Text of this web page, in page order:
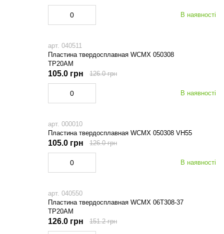
В наявності
арт. 040511
Пластина твердосплавная WCMX 050308
TP20AM
В наявності
105.0 грн 126.0 грн
арт. 000010
Пластина твердосплавная WCMX 050308 VH55
В наявності
105.0 грн 126.0 грн
арт. 040550
Пластина твердосплавная WCMX 06T308-37
TP20AM
126.0 грн 151.2 грн